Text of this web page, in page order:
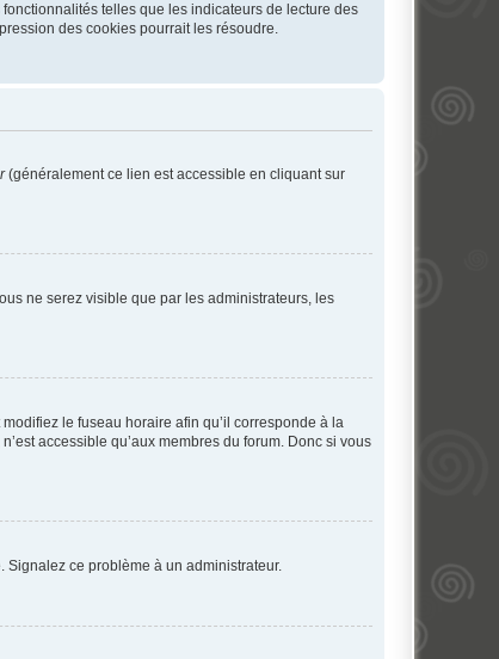
telles que les indicateurs de lecture des
des cookies pourrait les résoudre.
(généralement ce lien est accessible en cliquant sur
ne serez visible que par les administrateurs, les
le fuseau horaire afin qu’il corresponde à la
accessible qu’aux membres du forum. Donc si vous
Signalez ce problème à un administrateur.